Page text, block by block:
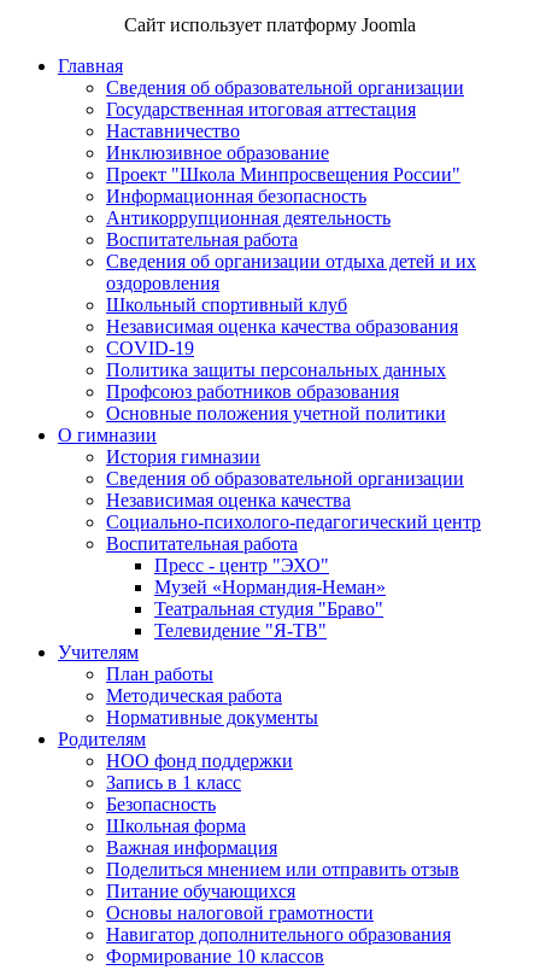
Сайт использует платформу Joomla
Главная
Сведения об образовательной организации
Государственная итоговая аттестация
Наставничество
Инклюзивное образование
Проект "Школа Минпросвещения России"
Информационная безопасность
Антикоррупционная деятельность
Воспитательная работа
Сведения об организации отдыха детей и их
оздоровления
Школьный спортивный клуб
Независимая оценка качества образования
COVID-19
Политика защиты персональных данных
Профсоюз работников образования
Основные положения учетной политики
О гимназии
История гимназии
Сведения об образовательной организации
Независимая оценка качества
Социально-психолого-педагогический центр
Воспитательная работа
Пресс - центр "ЭХО"
Музей «Нормандия-Неман»
Театральная студия "Браво"
Телевидение "Я-ТВ"
Учителям
План работы
Методическая работа
Нормативные документы
Родителям
НОО фонд поддержки
Запись в 1 класс
Безопасность
Школьная форма
Важная информация
Поделиться мнением или отправить отзыв
Питание обучающихся
Основы налоговой грамотности
Навигатор дополнительного образования
Формирование 10 классов